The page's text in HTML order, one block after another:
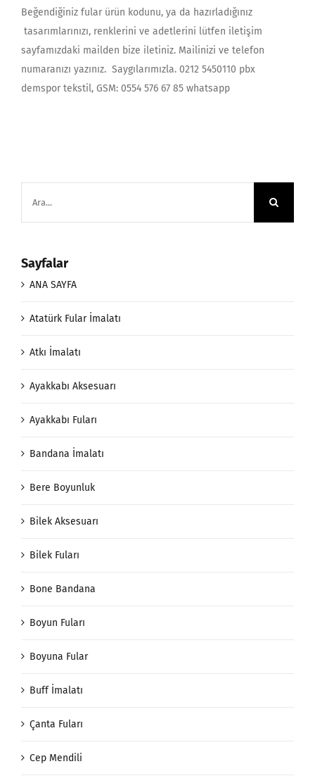
Beğendiğiniz fular ürün kodunu, ya da hazırladığınız
tasarımlarınızı, renklerini ve adetlerini lütfen iletişim
sayfamızdaki mailden bize iletiniz. Mailinizi ve telefon
numaranızı yazınız. Saygılarımızla. 0212 5450110 pbx
demspor tekstil, GSM: 0554 576 67 85 whatsapp
Sayfalar
ANA SAYFA
Atatürk Fular İmalatı
Atkı İmalatı
Ayakkabı Aksesuarı
Ayakkabı Fuları
Bandana İmalatı
Bere Boyunluk
Bilek Aksesuarı
Bilek Fuları
Bone Bandana
Boyun Fuları
Boyuna Fular
Buff İmalatı
Çanta Fuları
Cep Mendili